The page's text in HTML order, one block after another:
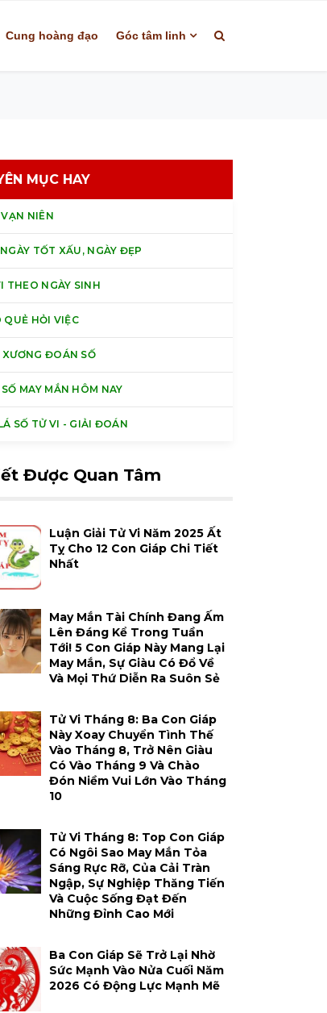
Cung hoàng đạo Góc tâm linh
MỤC HAY
NIÊN
TỐT XẤU, NGÀY ĐẸP
THEO NGÀY SINH
QUẺ HỎI VIỆC
XƯƠNG ĐOÁN SỐ
MAY MẮN HÔM NAY
SỐ TỬ VI - GIẢI ĐOÁN
Được Quan Tâm
Luận Giải Tử Vi Năm 2025 Ất
Tỵ Cho 12 Con Giáp Chi Tiết
Nhất
May Mắn Tài Chính Đang Ấm
Lên Đáng Kể Trong Tuần
Tới! 5 Con Giáp Này Mang Lại
May Mắn, Sự Giàu Có Đổ Về
Và Mọi Thứ Diễn Ra Suôn Sẻ
Tử Vi Tháng 8: Ba Con Giáp
Này Xoay Chuyển Tình Thế
Vào Tháng 8, Trở Nên Giàu
Có Vào Tháng 9 Và Chào
Đón Niềm Vui Lớn Vào Tháng
10
Tử Vi Tháng 8: Top Con Giáp
Có Ngôi Sao May Mắn Tỏa
Sáng Rực Rỡ, Của Cải Tràn
Ngập, Sự Nghiệp Thăng Tiến
Và Cuộc Sống Đạt Đến
Những Đỉnh Cao Mới
Ba Con Giáp Sẽ Trở Lại Nhờ
Sức Mạnh Vào Nửa Cuối Năm
2026 Có Động Lực Mạnh Mẽ